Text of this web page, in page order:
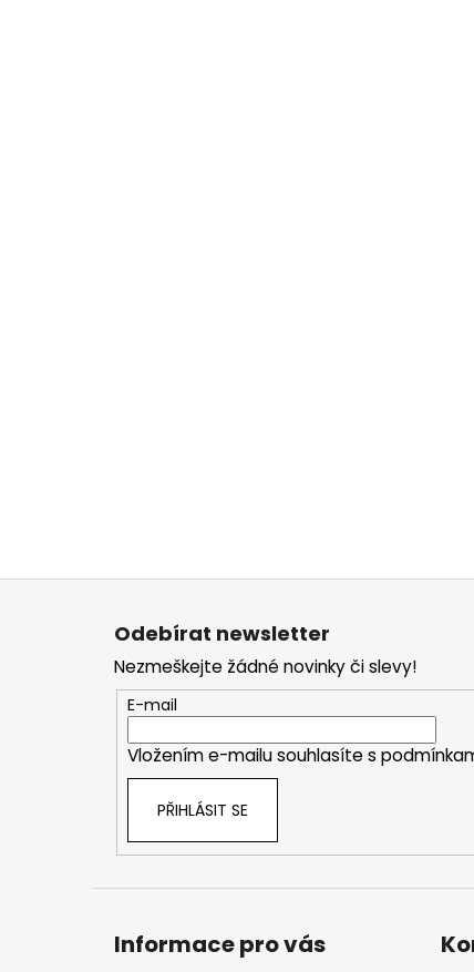
Z
Odebírat newsletter
Nezmeškejte žádné novinky či slevy!
E-mail
Vložením e-mailu souhlasíte s
PŘIHLÁSIT SE
Informace pro vás